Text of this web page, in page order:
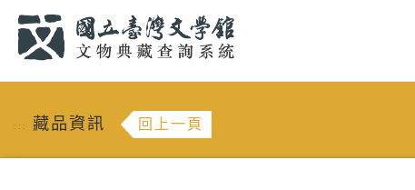
::: 藏品資訊 回上一頁